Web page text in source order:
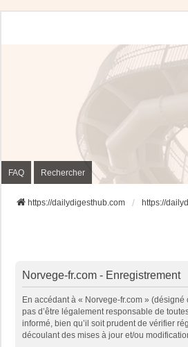
FAQ Rechercher
https://dailydigesthub.com https://
Norvege-fr.com - Enregistrement
En accédant à « Norvege-fr.com »
pas d’être légalement responsable de
informé, bien qu’il soit prudent de vérifier
découlant des mises à jour et/ou